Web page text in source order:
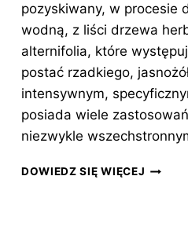
pozyskiwany, w procesie
wodną, z liści drzewa
alternifolia, które
postać rzadkiego,
intensywnym,
posiada wiele
niezwykle
DOWIEDZ SIĘ WIĘCEJ OLEJEK